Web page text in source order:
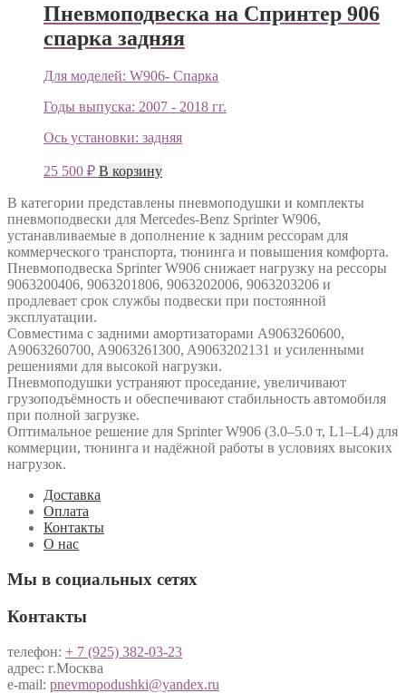
Пневмоподвеска на Спринтер 906
спарка задняя
Для моделей: W906- Спарка
Годы выпуска: 2007 - 2018 гг.
Ось установки: задняя
25 500 ₽ В корзину
В категории представлены пневмоподушки и комплекты
пневмоподвески для Mercedes-Benz Sprinter W906,
устанавливаемые в дополнение к задним рессорам для
коммерческого транспорта, тюнинга и повышения комфорта.
Пневмоподвеска Sprinter W906 снижает нагрузку на рессоры
9063200406, 9063201806, 9063202006, 9063203206 и
продлевает срок службы подвески при постоянной
эксплуатации.
Совместима с задними амортизаторами A9063260600,
A9063260700, A9063261300, A9063202131 и усиленными
решениями для высокой нагрузки.
Пневмоподушки устраняют проседание, увеличивают
грузоподъёмность и обеспечивают стабильность автомобиля
при полной загрузке.
Оптимальное решение для Sprinter W906 (3.0–5.0 т, L1–L4) для
коммерции, тюнинга и надёжной работы в условиях высоких
нагрузок.
Доставка
Оплата
Контакты
О нас
Мы в социальных сетях
Контакты
телефон: + 7 (925) 382-03-23
адрес: г.Москва
e-mail: pnevmopodushki@yandex.ru